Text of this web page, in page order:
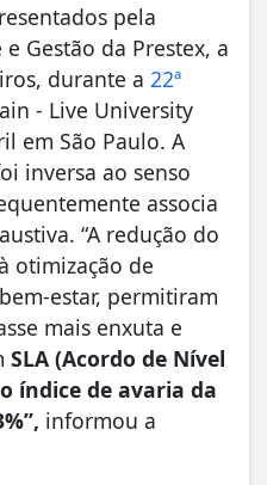
pela
Gestão da Prestex, a
durante a 22ª
- Live University
em São Paulo. A
inversa ao senso
associa
“A redução do
otimização de
estar, permitiram
mais enxuta e
SLA (Acordo de Nível
índice de avaria da
informou a